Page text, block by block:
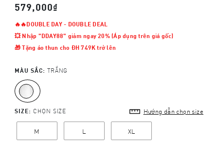
579,000₫
🔥🔥DOUBLE DAY - DOUBLE DEAL
💥 Nhập "DDAY88" giảm ngay 20% (Áp dụng trên giá gốc)
🎁 Tặng áo thun cho ĐH 749K trở lên
MÀU SẮC: TRẮNG
SIZE: CHỌN SIZE Hướng dẫn chọn size
M L XL